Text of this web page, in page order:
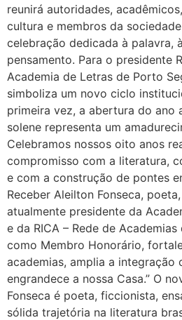
reunirá autoridades,
cultura e membros da
celebração dedicada à palavra,
pensamento. Para o presidente
Academia de Letras de Porto
simboliza um novo ciclo
primeira vez, a abertura do ano
solene representa um
Celebramos nossos oito anos
compromisso com a literatura,
e com a construção de pontes
Receber Aleilton Fonseca,
atualmente presidente da
e da RICA – Rede de
como Membro Honorário,
academias, amplia a integração
engrandece a nossa Casa.” O
Fonseca é poeta, ficcionista,
sólida trajetória na literatura